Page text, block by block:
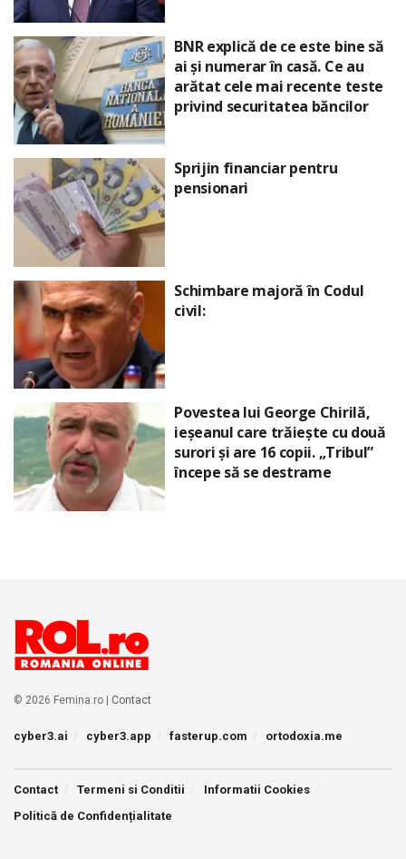
BNR explică de ce este bine să
ai și numerar în casă. Ce au
arătat cele mai recente teste
privind securitatea băncilor
Sprijin financiar pentru
pensionari
Schimbare majoră în Codul
civil:
Povestea lui George Chirilă,
ieșeanul care trăiește cu două
surori și are 16 copii. „Tribul”
începe să se destrame
© 2026 Femina.ro | Contact
cyber3.ai cyber3.app fasterup.com ortodoxia.me
Contact Termeni si Conditii
Informatii Cookies
Politică de Confidențialitate